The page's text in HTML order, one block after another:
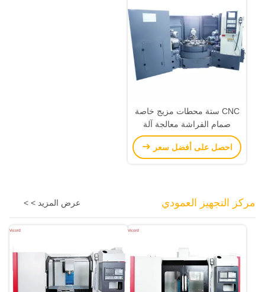
CNC ستة محطات مزيج خاصة
صمام الفراشة معالجة آلة
حماية عالية
احصل على أفضل سعر
مركز التجهيز العمودي عرض المزيد > >